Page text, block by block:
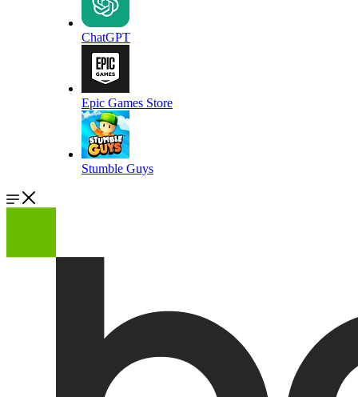
ChatGPT
Epic Games Store
Stumble Guys